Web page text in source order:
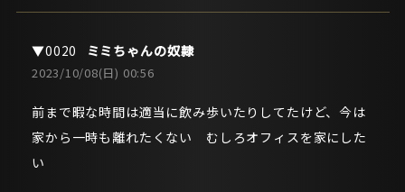
ミミちゃんの奴隷
2023/10/08(日) 00:56
前まで暇な時間は適当に飲み歩いたりしてたけど、今は
家から一時も離れたくない むしろオフィスを家にした
い